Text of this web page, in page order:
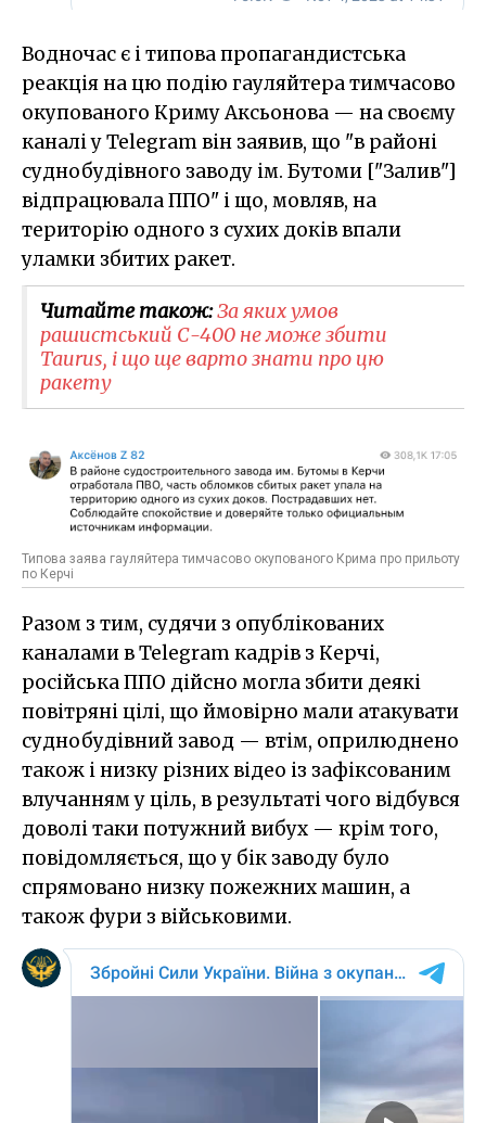
Водночас є і типова пропагандистська
реакція на цю подію гауляйтера тимчасово
окупованого Криму Аксьонова — на своєму
каналі у Telegram він заявив, що "в районі
суднобудівного заводу ім. Бутоми ["Залив"]
відпрацювала ППО" і що, мовляв, на
територію одного з сухих доків впали
уламки збитих ракет.
Читайте також:За яких умов
рашистський С-400 не може збити
Taurus, і що ще варто знати про цю
ракету
Типова заява гауляйтера тимчасово окупованого Крима про прильоту
по Керчі
Разом з тим, судячи з опублікованих
каналами в Telegram кадрів з Керчі,
російська ППО дійсно могла збити деякі
повітряні цілі, що ймовірно мали атакувати
суднобудівний завод — втім, оприлюднено
також і низку різних відео із зафіксованим
влучанням у ціль, в результаті чого відбувся
доволі таки потужний вибух — крім того,
повідомляється, що у бік заводу було
спрямовано низку пожежних машин, а
також фури з військовими.